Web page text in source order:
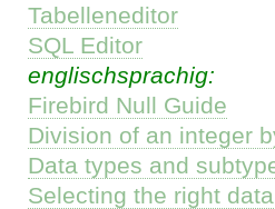
Tabelleneditor
SQL Editor
englischsprachig:
Firebird Null Guide
Division of an integer
Data types and
Selecting the right